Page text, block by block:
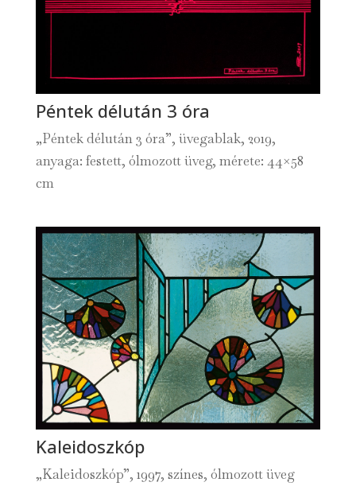
Péntek délután 3 óra
„Péntek délután 3 óra”, üvegablak, 2019,
anyaga: festett, ólmozott üveg, mérete: 44×58
cm
Kaleidoszkóp
„Kaleidoszkóp”, 1997, színes, ólmozott üveg